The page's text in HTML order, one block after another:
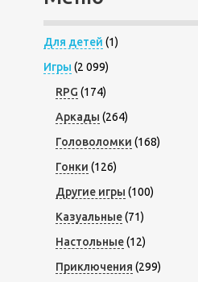
Для детей (1)
Игры (2 099)
RPG (174)
Аркады (264)
Головоломки (168)
Гонки (126)
Другие игры (100)
Казуальные(71)
Настольные(12)
Приключения (299)